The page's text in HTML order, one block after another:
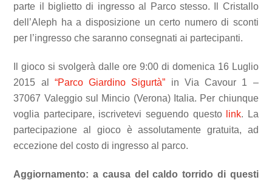
parte il biglietto di ingresso al Parco stesso. Il Cristallo
dell’Aleph ha a disposizione un certo numero di sconti
per l’ingresso che saranno consegnati ai partecipanti.
Il gioco si svolgerà dalle ore 9:00 di domenica 16 Luglio
2015 al “Parco Giardino Sigurtà” in Via Cavour 1 –
37067 Valeggio sul Mincio (Verona) Italia. Per chiunque
voglia partecipare, iscrivetevi seguendo questo
link. La
partecipazione al gioco è assolutamente gratuita, ad
eccezione del costo di ingresso al parco.
Aggiornamento: a causa del caldo torrido di questi